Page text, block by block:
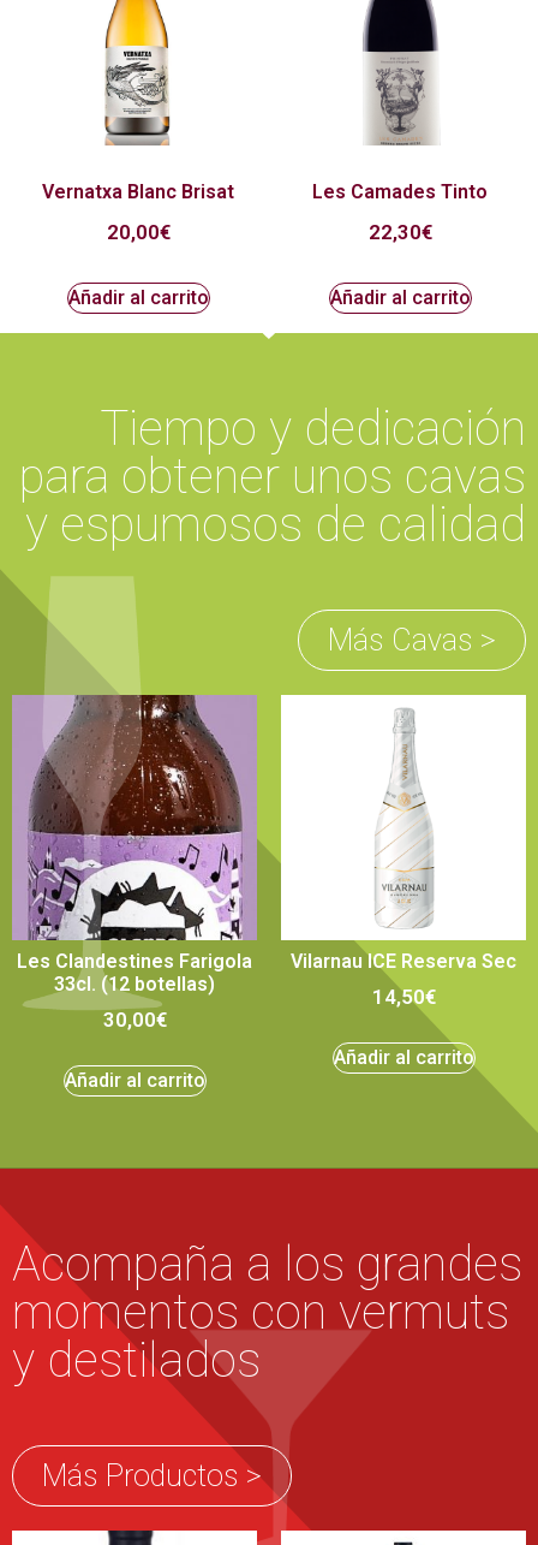
Vernatxa Blanc Brisat
20,00€
Añadir al carrito
Les Camades Tinto
22,30€
Añadir al carrito
Les Clandestines Farigola
33cl. (12 botellas)
30,00€
Añadir al carrito
Vilarnau ICE Reserva Sec
14,50€
Añadir al carrito
Tiempo y dedicación
para obtener unos cavas
y espumosos de calidad
Más Cavas >
Acompaña a los grandes
momentos con vermuts
y destilados
Más Productos >